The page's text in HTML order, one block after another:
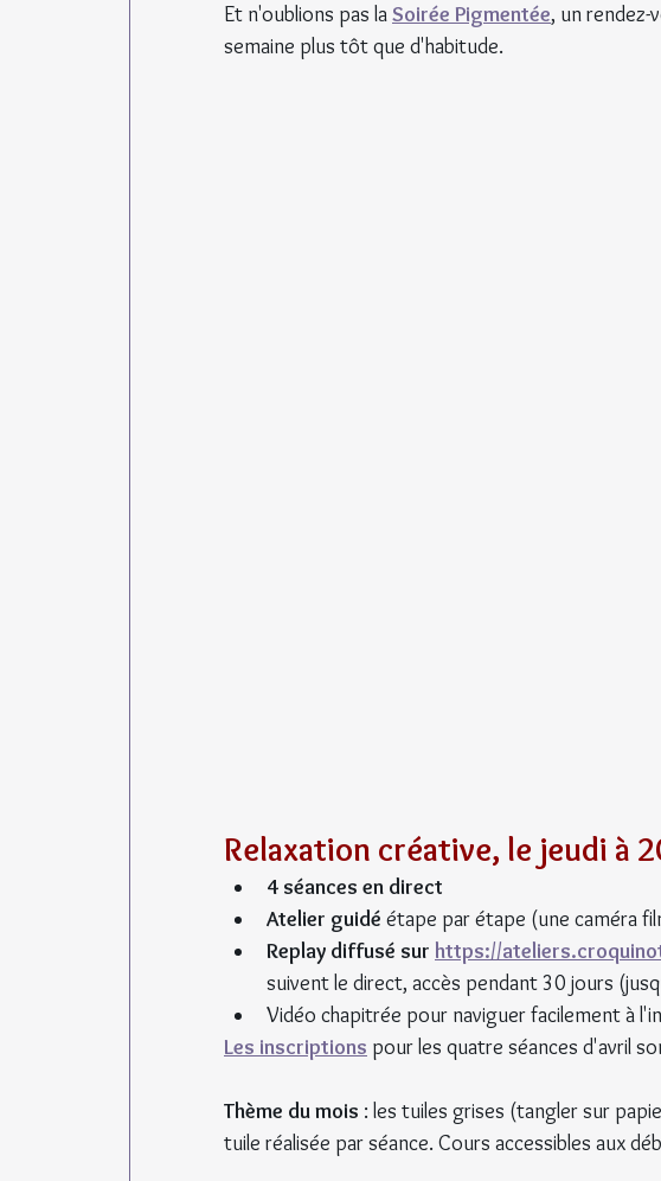
Et n'oublions pas la Soirée Pigmentée, un rendez-
semaine plus tôt que d'habitude.
Relaxation créative, le jeudi à
4 séances en direct
Atelier guidé étape par étape (une caméra
Replay diffusé sur https://
suivent le direct, accès pendant 30 jours
Vidéo chapitrée pour naviguer facilement à
Les inscriptions pour les quatre séances d'avril
Thème du mois : les tuiles grises (tangler sur
tuile réalisée par séance. Cours accessibles aux